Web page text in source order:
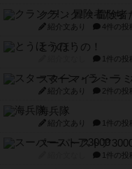
クランク! ：冒険者
紹介文あり 4件の投
とうほうの！
1件の投
スターマイン・ラ
紹介文あり 2件の投
海兵隊
紹介文あり 1件の投
スーパーストア
1件の投